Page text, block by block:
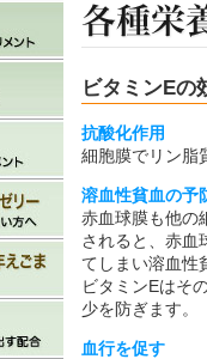
ビタミンEの
抗酸化作用
細胞膜でリン脂
溶血性貧血の予
赤血球膜も他の
されると、赤血
てしまい溶血性
ビタミンEはそ
少を防ぎます。
血行を促す